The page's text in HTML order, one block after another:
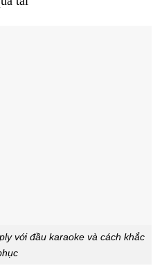
với đầu karaoke và cách khắc